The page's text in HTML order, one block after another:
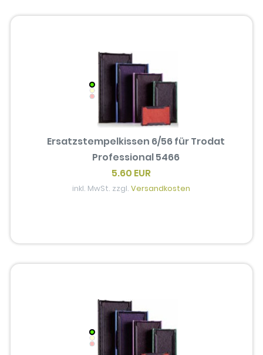
Ersatzstempelkissen 6/56 für Trodat
Professional 5466
5.60 EUR
inkl. MwSt. zzgl.Versandkosten